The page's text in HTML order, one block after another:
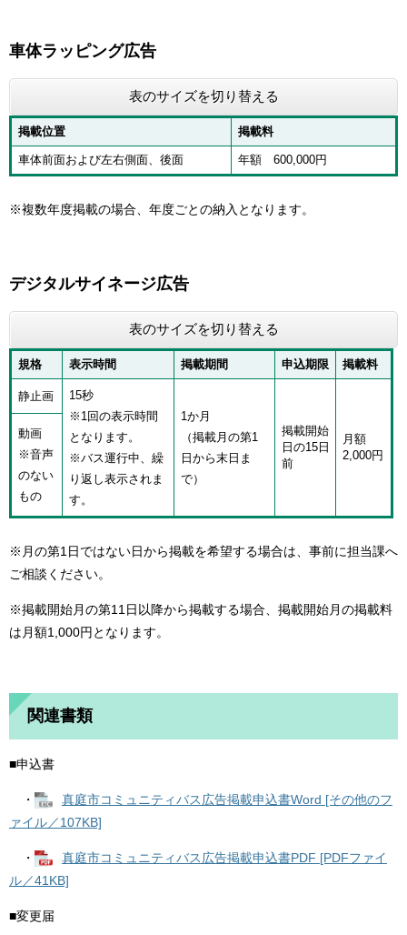
車体ラッピング広告
表のサイズを切り替える
掲載位置 掲載料
車体前面および左右側面、後面 年額 600,000円
※複数年度掲載の場合、年度ごとの納入となります。
デジタルサイネージ広告
表のサイズを切り替える
規格 表示時間 掲載期間 申込期限 掲載料
静止画
15秒
※1回の表示時間
となります。
※バス運行中、繰
り返し表示されま
す。
1か月
（掲載月の第1
日から末日ま
で）
掲載開始
日の15日
前
月額
2,000円
動画
※音声
のない
もの
※月の第1日ではない日から掲載を希望する場合は、事前に担当課へ
ご相談ください。
※掲載開始月の第11日以降から掲載する場合、掲載開始月の掲載料
は月額1,000円となります。
関連書類
■申込書
・
真庭市コミュニティバス広告掲載申込書Word [その他のフ
ァイル／107KB]
・
真庭市コミュニティバス広告掲載申込書PDF [PDFファイ
ル／41KB]
■変更届